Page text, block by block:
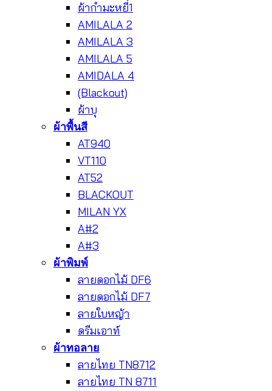
ผ้ากำมะหยี่1
AMILALA 2
AMILALA 3
AMILALA 5
AMIDALA 4
(Blackout)
ผ้าบุ
ผ้าพื้นสี
AT940
VT110
AT52
BLACKOUT
MILAN YX
A#2
A#3
ผ้าพิมพ์
ลายดอกไม้ DF6
ลายดอกไม้ DF7
ลายใบหญ้า
ดรีมเอาท์
ผ้าทอลาย
ลายไทย TN8712
ลายไทย TN 8711